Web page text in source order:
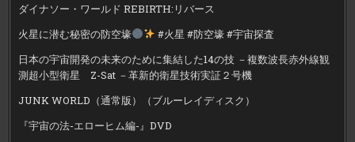
ダイナソー・ワールド REBIRTH:リバース
火星に潜む秘密の防空壕
#火星 #防空壕 #宇宙探査
日本の宇宙開発の未来のために集結した14の技 －複数波長赤外線観
測超小型衛星 Z-Sat －革新的衛星技術実証２号機
JUNK WORLD（通常版）（ブルーレイディスク）
『宇宙の法-エローヒム編-』DVD